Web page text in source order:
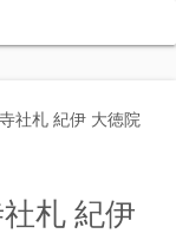
社札 紀伊 大徳院
札 紀伊